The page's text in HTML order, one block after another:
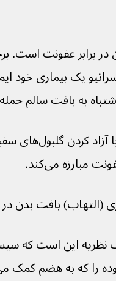
برابر عفونت است.
یک بیماری خود
به بافت سالم حمله
سیستم ایمنی
(التهاب) بافت بدن در
نظریه این است که